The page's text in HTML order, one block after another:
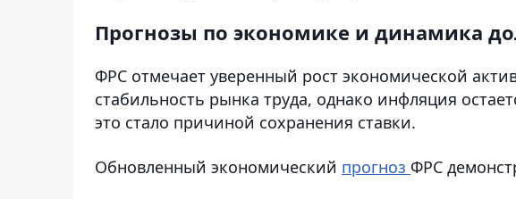
Прогнозы по экономике и динамика
ФРС отмечает уверенный рост экономической
стабильность рынка труда, однако инфляция
это стало причиной сохранения ставки.
Обновленный экономический прогноз ФРС